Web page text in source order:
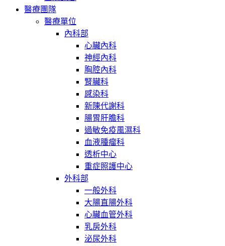
醫療團隊
醫療單位
內科部
心臟內科
神經內科
胸腔內科
腎臟科
感染科
新陳代謝科
腸胃肝膽科
過敏免疫風濕科
血液腫瘤科
透析中心
重症照護中心
外科部
一般外科
大腸直腸外科
心臟血管外科
乳房外科
泌尿外科